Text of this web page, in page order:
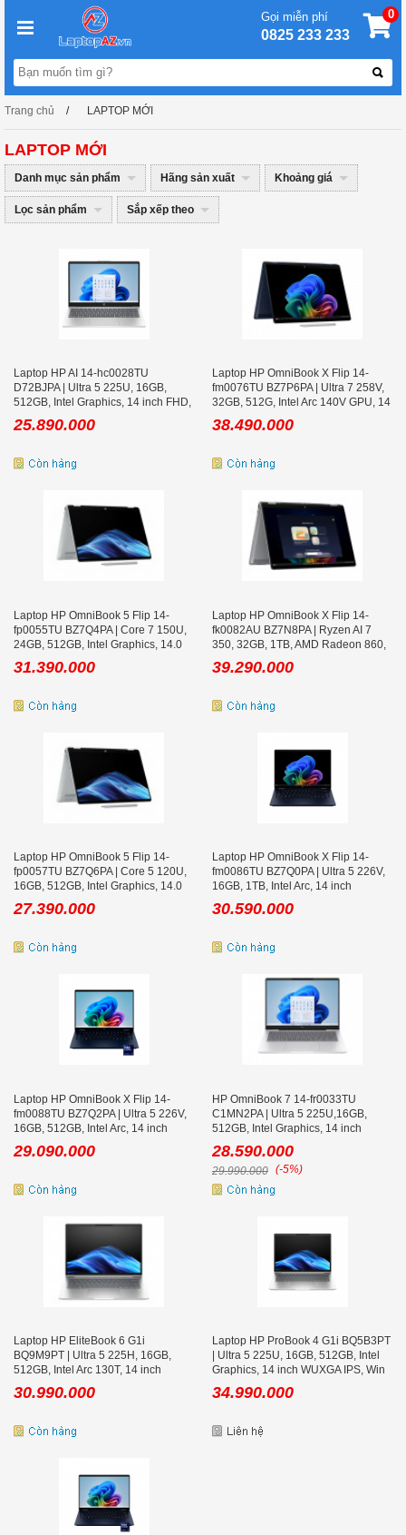
Gọi miễn phí
0825 233 233
0
Trang chủ LAPTOP MỚI
LAPTOP MỚI
Danh mục sản phẩm Hãng sản xuất Khoảng giá
Lọc sản phẩm Sắp xếp theo
Laptop HP AI 14-hc0028TU
D72BJPA | Ultra 5 225U, 16GB,
512GB, Intel Graphics, 14 inch FHD,
Win 11, Natural Silver
25.890.000
Laptop HP OmniBook X Flip 14-
fm0076TU BZ7P6PA | Ultra 7 258V,
32GB, 512G, Intel Arc 140V GPU, 14
inch WUXGA, Cảm ứng, Bút cảm
ứng, Win 11, Office
38.490.000
Laptop HP OmniBook 5 Flip 14-
fp0055TU BZ7Q4PA | Core 7 150U,
24GB, 512GB, Intel Graphics, 14.0
inch WUXGA, Cảm ứng, Win 11,
Office
31.390.000
Laptop HP OmniBook X Flip 14-
fk0082AU BZ7N8PA | Ryzen AI 7
350, 32GB, 1TB, AMD Radeon 860,
14 inch 2K, Cảm ứng, Win 11, Office
39.290.000
Laptop HP OmniBook 5 Flip 14-
fp0057TU BZ7Q6PA | Core 5 120U,
16GB, 512GB, Intel Graphics, 14.0
inch WUXGA, Cảm ứng, Win 11,
Office
27.390.000
Laptop HP OmniBook X Flip 14-
fm0086TU BZ7Q0PA | Ultra 5 226V,
16GB, 1TB, Intel Arc, 14 inch
WUXGA, Cảm ứng, Win 11, Office
30.590.000
Laptop HP OmniBook X Flip 14-
fm0088TU BZ7Q2PA | Ultra 5 226V,
16GB, 512GB, Intel Arc, 14 inch
29.090.000
HP OmniBook 7 14-fr0033TU
C1MN2PA | Ultra 5 225U,16GB,
512GB, Intel Graphics, 14 inch
28.590.000
29.990.000 (-5%)
Laptop HP EliteBook 6 G1i
BQ9M9PT | Ultra 5 225H, 16GB,
512GB, Intel Arc 130T, 14 inch
WUXGA
30.990.000
Laptop HP ProBook 4 G1i BQ5B3PT
| Ultra 5 225U, 16GB, 512GB, Intel
Graphics, 14 inch WUXGA IPS, Win
11, Bạc
34.990.000